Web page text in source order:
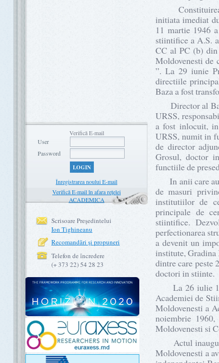
Verifică E-mail
User
Password
LOGIN
Înregistrarea noului E-mail
Verifică E-mail în afara rețelei
ACADEMICA
Scrisoare Preşedintelui
Ion Tighineanu
Recomandări şi propuneri
Telefon de încredere
(+ 373 22) 54 28 23
Constituirea
initiata imediat
11 martie 1946
stiintifice a A.S.
CC al PC (b)
Moldovenesti de
”. La 29 iunie
directiile
Baza a fost
Director al
URSS,
a fost inlocuit,
URSS, numit in
de director
Grosul, doctor
functiile de
In anii care au
de masuri
institutiilor de
principale de
stiintifice.
perfectionarea
a devenit un
institute, Gradina
dintre care
doctori in stiinte.
La 26 iulie
Academiei de
Moldovenesti a
noiembrie
Moldovenesti si
Actul
Moldovenesti a